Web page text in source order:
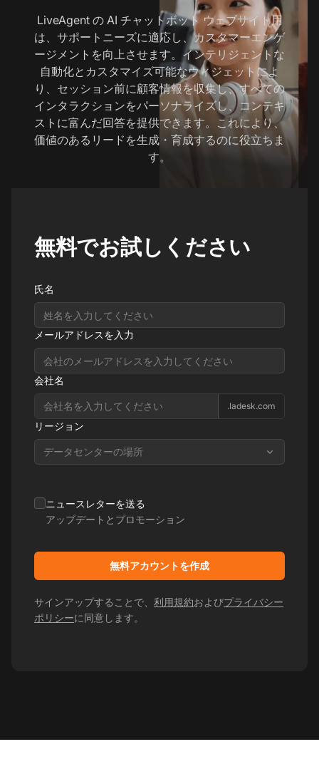
LiveAgent の AI チャットボット ウェブサイト用
は、サポートニーズに適応し、カスタマーエンゲ
ージメントを向上させます。インテリジェントな
自動化とカスタマイズ可能なウィジェットによ
り、セッション前に顧客情報を収集し、すべての
インタラクションをパーソナライズし、コンテキ
ストに富んだ回答を提供できます。これにより、
価値のあるリードを生成・育成するのに役立ちま
す。
無料でお試しください
氏名
メールアドレスを入力
会社名
.ladesk.com
リージョン
データセンターの場所
ニュースレターを送る
アップデートとプロモーション
無料アカウントを作成
サインアップすることで、 利用規約およびプライバシー
ポリシーに同意します。